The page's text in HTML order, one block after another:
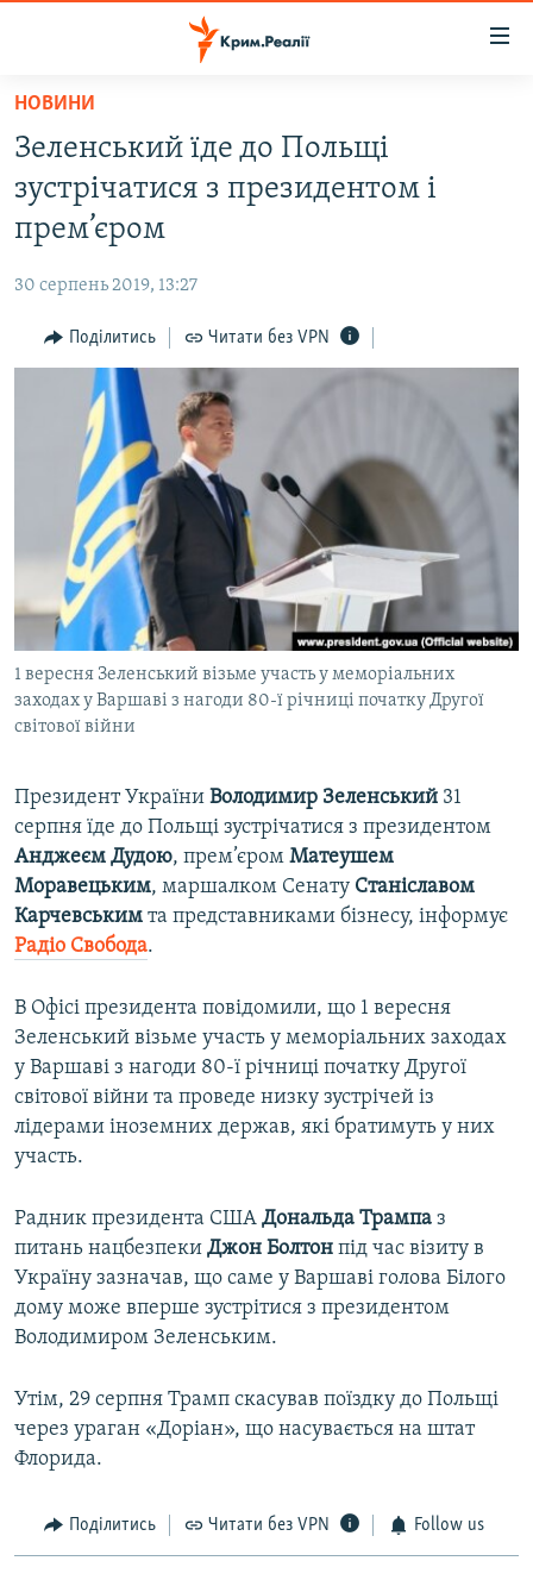
Перейти
основного
матеріалу
Перейти
до
основної
навігації
Перейти
до
ВІДЕО ТА ФОТО
БЛОГИ
ПОГЛЯД
ІНТЕРВ'Ю
ВСЕ ЗА ДЕНЬ
СПЕЦПРОЕКТИ
ДЕПОРТАЦІЯ
ВІДЕОУРОКИ «ELIFBE»
СВІДЧЕННЯ ОКУПАЦІЇ
УКРАЇНСЬКА ПРОБЛЕМА КРИМУ
ІНФОГРАФІКА
ЯК ОБІЙТИ БЛОКУВАННЯ
Русский
Qırımtatar
ДОЛУЧАЙСЯ!
Усі сайти RFE/RL
НОВИНИ
Зеленський їде до Польщі
зустрічатися з президентом і
прем’єром
30 серпень 2019, 13:27
Поділитись Читати без VPN
1 вересня Зеленський візьме участь у меморіальних
заходах у Варшаві з нагоди 80-ї річниці початку Другої
світової війни
Президент України Володимир Зеленський 31
серпня їде до Польщі зустрічатися з президентом
Анджеєм Дудою, прем’єром Матеушем
Моравецьким, маршалком Сенату Станіславом
Карчевським та представниками бізнесу, інформує
Радіо Свобода.
В Офісі президента повідомили, що 1 вересня
Зеленський візьме участь у меморіальних заходах
у Варшаві з нагоди 80-ї річниці початку Другої
світової війни та проведе низку зустрічей із
лідерами іноземних держав, які братимуть у них
участь.
Радник президента США Дональда Трампа з
питань нацбезпеки Джон Болтон під час візиту в
Україну зазначав, що саме у Варшаві голова Білого
дому може вперше зустрітися з президентом
Володимиром Зеленським.
Утім, 29 серпня Трамп скасував поїздку до Польщі
через ураган «Доріан», що насувається на штат
Флорида.
Поділитись Читати без VPN Follow us